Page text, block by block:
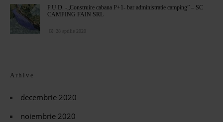
P.U.D. -„Construire cabana P+1- bar administratie camping” – SC
CAMPING FAIN SRL
Arhive
decembrie 2020
noiembrie 2020